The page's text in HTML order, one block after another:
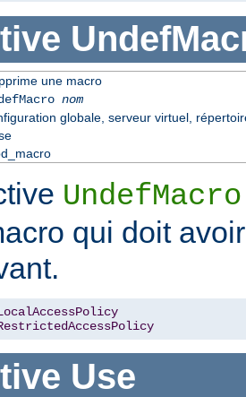
une macro
nom
globale, serveur virtuel,
UndefMacro
qui doit
Use